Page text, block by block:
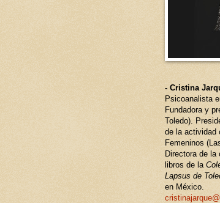
- Cristina
Psicoanalista
Fundadora y
Toledo).
de la actividad
Femeninos
Directora de la
libros de la
Lapsus de
en México.